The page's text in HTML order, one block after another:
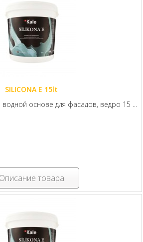
SILICONA E 15lt
водной основе для фасадов, ведро 15 ...
Описание товара